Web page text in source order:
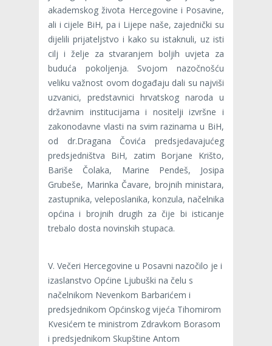
akademskog života Hercegovine i Posavine,
ali i cijele BiH, pa i Lijepe naše, zajednički su
dijelili prijateljstvo i kako su istaknuli, uz isti
cilj i želje za stvaranjem boljih uvjeta za
buduća pokoljenja. Svojom nazočnošću
veliku važnost ovom događaju dali su najviši
uzvanici, predstavnici hrvatskog naroda u
državnim institucijama i nositelji izvršne i
zakonodavne vlasti na svim razinama u BiH,
od dr.Dragana Čovića predsjedavajućeg
predsjedništva BiH, zatim Borjane Krišto,
Bariše Čolaka, Marine Pendeš, Josipa
Grubeše, Marinka Čavare, brojnih ministara,
zastupnika, veleposlanika, konzula, načelnika
općina i brojnih drugih za čije bi isticanje
trebalo dosta novinskih stupaca.
V. Večeri Hercegovine u Posavni nazočilo je i
izaslanstvo Općine Ljubuški na čelu s
načelnikom Nevenkom Barbarićem i
predsjednikom Općinskog vijeća Tihomirom
Kvesićem te ministrom Zdravkom Borasom
i predsjednikom Skupštine Antom